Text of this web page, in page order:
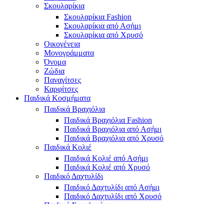
Σκουλαρίκια
Σκουλαρίκια Fashion
Σκουλαρίκια από Ασήμι
Σκουλαρίκια από Χρυσό
Οικογένεια
Μονογράμματα
Όνομα
Ζώδια
Παναγίτσες
Καρφίτσες
Παιδικά Κοσμήματα
Παιδικά Βραχιόλια
Παιδικά Βραχιόλια Fashion
Παιδικά Βραχιόλια από Ασήμι
Παιδικά Βραχιόλια από Χρυσό
Παιδικά Κολιέ
Παιδικά Κολιέ από Ασήμι
Παιδικά Κολιέ από Χρυσό
Παιδικό Δαχτυλίδι
Παιδικό Δαχτυλίδι από Ασήμι
Παιδικό Δαχτυλίδι από Χρυσό